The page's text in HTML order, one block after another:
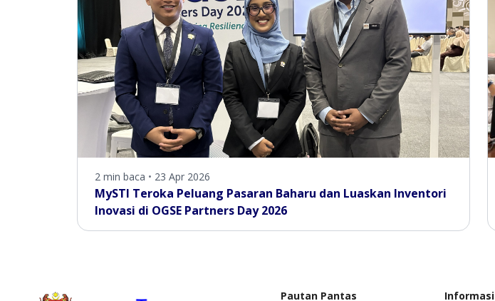
2 min baca • 23 Apr 2026
MySTI Teroka Peluang Pasaran Baharu dan Luaskan Inventori
Inovasi di OGSE Partners Day 2026
Pautan Pantas Informasi